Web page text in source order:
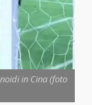
in Cina (foto